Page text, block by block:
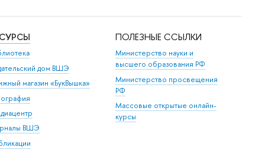
дом ВШЭ
магазин «БукВышка»
ВШЭ
ПОЛЕЗНЫЕ ССЫЛКИ
Министерство науки и
высшего образования РФ
Министерство просвещения
РФ
Массовые открытые онлайн-
курсы